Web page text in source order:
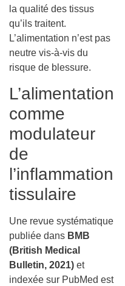
la qualité des tissus
qu’ils traitent.
L’alimentation n’est pas
neutre vis-à-vis du
risque de blessure.
L’alimentation
comme
modulateur
de
l’inflammation
tissulaire
Une revue systématique
publiée dans BMB
(British Medical
Bulletin, 2021) et
indexée sur PubMed est